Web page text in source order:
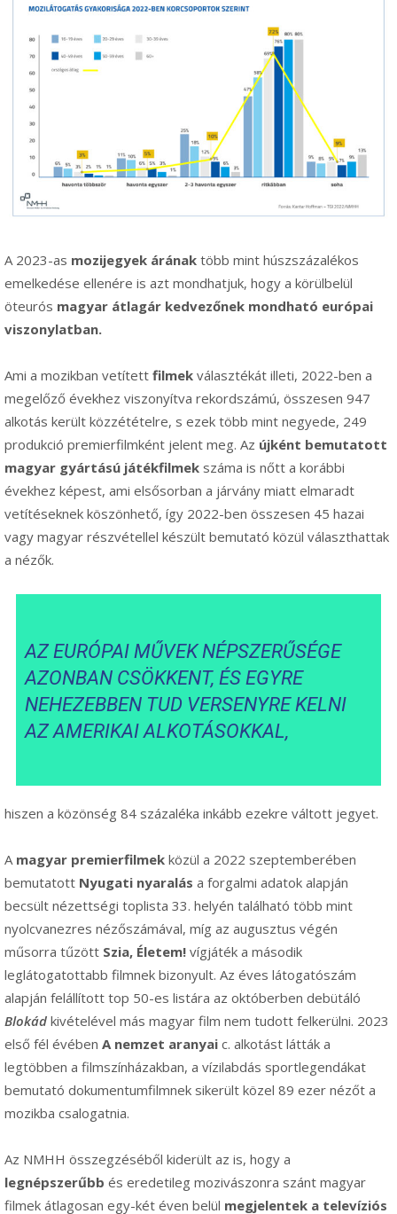
A 2023-as mozijegyek árának több mint húszszázalékos
emelkedése ellenére is azt mondhatjuk, hogy a körülbelül
öteurós magyar átlagár kedvezőnek mondható európai
viszonylatban.
Ami a mozikban vetített filmek választékát illeti, 2022-ben a
megelőző évekhez viszonyítva rekordszámú, összesen 947
alkotás került közzétételre, s ezek több mint negyede, 249
produkció premierfilmként jelent meg. Az újként bemutatott
magyar gyártású játékfilmek száma is nőtt a korábbi
évekhez képest, ami elsősorban a járvány miatt elmaradt
vetítéseknek köszönhető, így 2022-ben összesen 45 hazai
vagy magyar részvétellel készült bemutató közül választhattak
a nézők.
AZ EURÓPAI MŰVEK NÉPSZERŰSÉGE
AZONBAN CSÖKKENT, ÉS EGYRE
NEHEZEBBEN TUD VERSENYRE KELNI
AZ AMERIKAI ALKOTÁSOKKAL,
hiszen a közönség 84 százaléka inkább ezekre váltott jegyet.
A magyar premierfilmek közül a 2022 szeptemberében
bemutatott Nyugati nyaralás a forgalmi adatok alapján
becsült nézettségi toplista 33. helyén található több mint
nyolcvanezres nézőszámával, míg az augusztus végén
műsorra tűzött Szia, Életem! vígjáték a második
leglátogatottabb filmnek bizonyult. Az éves látogatószám
alapján felállított top 50-es listára az októberben debütáló
Blokád kivételével más magyar film nem tudott felkerülni. 2023
első fél évében A nemzet aranyai c. alkotást látták a
legtöbben a filmszínházakban, a vízilabdás sportlegendákat
bemutató dokumentumfilmnek sikerült közel 89 ezer nézőt a
mozikba csalogatnia.
Az NMHH összegzéséből kiderült az is, hogy a
legnépszerűbb és eredetileg mozivászonra szánt magyar
filmek átlagosan egy-két éven belül megjelentek a televíziós